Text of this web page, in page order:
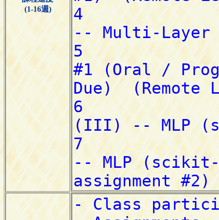
(1-16週)